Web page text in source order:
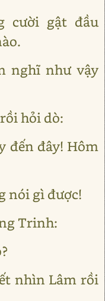
cười gật đầu
nghĩ như vậy
hỏi dò:
đến đây! Hôm
nói gì được!
Trinh:
nhìn Lâm rồi